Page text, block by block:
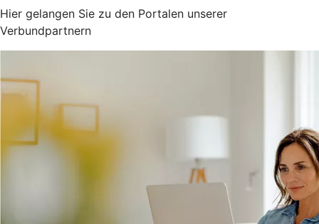
Hier gelangen Sie zu den Portalen unserer
Verbundpartnern